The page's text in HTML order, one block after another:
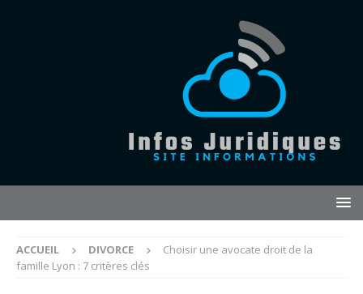
ACCUEIL DIVORCE
Choisir une avocate droit de la
famille Lyon : 7 critères clés